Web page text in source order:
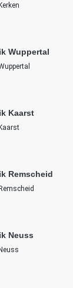
Wuppertal
Kaarst
Remscheid
Neuss